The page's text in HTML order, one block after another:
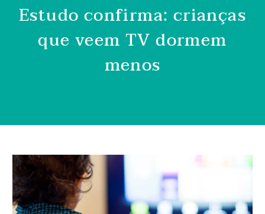
Estudo confirma: crianças
que veem TV dormem
menos